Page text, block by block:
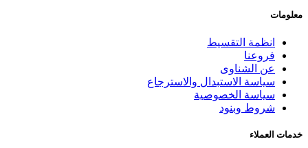
معلومات
انظمة التقسيط
فروعنا
عن الشناوى
سياسة الاستبدال والاسترجاع
سياسة الخصوصية
شروط وبنود
خدمات العملاء